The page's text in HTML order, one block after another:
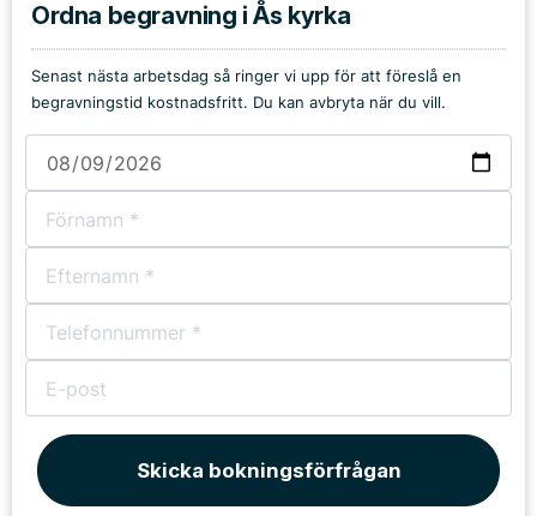
Ordna begravning i Ås kyrka
Senast nästa arbetsdag så ringer vi upp för att föreslå en
begravningstid kostnadsfritt. Du kan avbryta när du vill.
Skicka bokningsförfrågan